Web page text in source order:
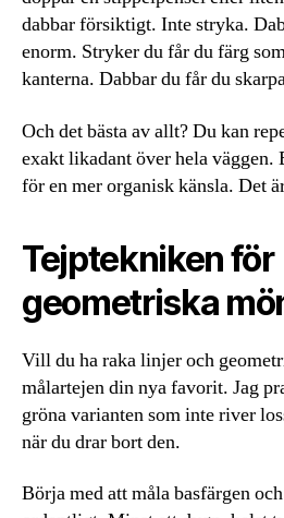
dabbar försiktigt. Inte stryka.
enorm. Stryker du får du färg
kanterna. Dabbar du får du
Och det bästa av allt? Du kan
exakt likadant över hela väggen.
för en mer organisk känsla. Det
Tejptekniken för
geometriska
Vill du ha raka linjer och
målartejen din nya favorit. Jag
gröna varianten som inte river
när du drar bort den.
Börja med att måla basfärgen